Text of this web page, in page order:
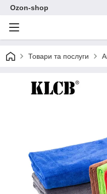
Ozon-shop
Товари та послуги